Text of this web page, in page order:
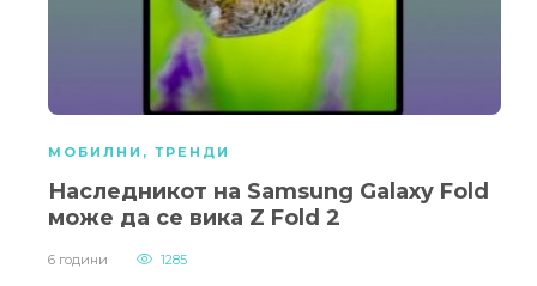
МОБИЛНИ , ТРЕНДИ
Наследникот на Samsung Galaxy Fold
може да се вика Z Fold 2
6 години 1285